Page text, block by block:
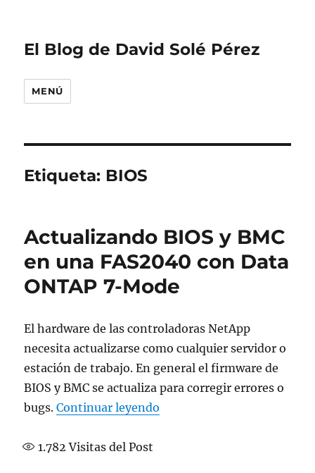
El Blog de David Solé Pérez
MENÚ
Etiqueta: BIOS
Actualizando BIOS y BMC
en una FAS2040 con Data
ONTAP 7-Mode
El hardware de las controladoras NetApp
necesita actualizarse como cualquier servidor o
estación de trabajo. En general el firmware de
BIOS y BMC se actualiza para corregir errores o
bugs.Continuar leyendo
1.782 Visitas del Post